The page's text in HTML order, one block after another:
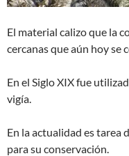
El material calizo que la
cercanas que aún hoy se
En el Siglo XIX fue
vigía.
En la actualidad es tarea
para su conservación.